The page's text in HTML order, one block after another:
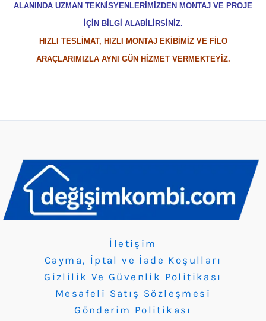
ALANINDA UZMAN TEKNİSYENLERİMİZDEN MONTAJ VE PROJE
İÇİN BİLGİ ALABİLİRSİNİZ.
HIZLI TESLİMAT, HIZLI MONTAJ EKİBİMİZ VE FİLO
ARAÇLARIMIZLA AYNI GÜN HİZMET VERMEKTEYİZ.
İletişim
Cayma, İptal ve İade Koşulları
Gizlilik Ve Güvenlik Politikası
Mesafeli Satış Sözleşmesi
Gönderim Politikası